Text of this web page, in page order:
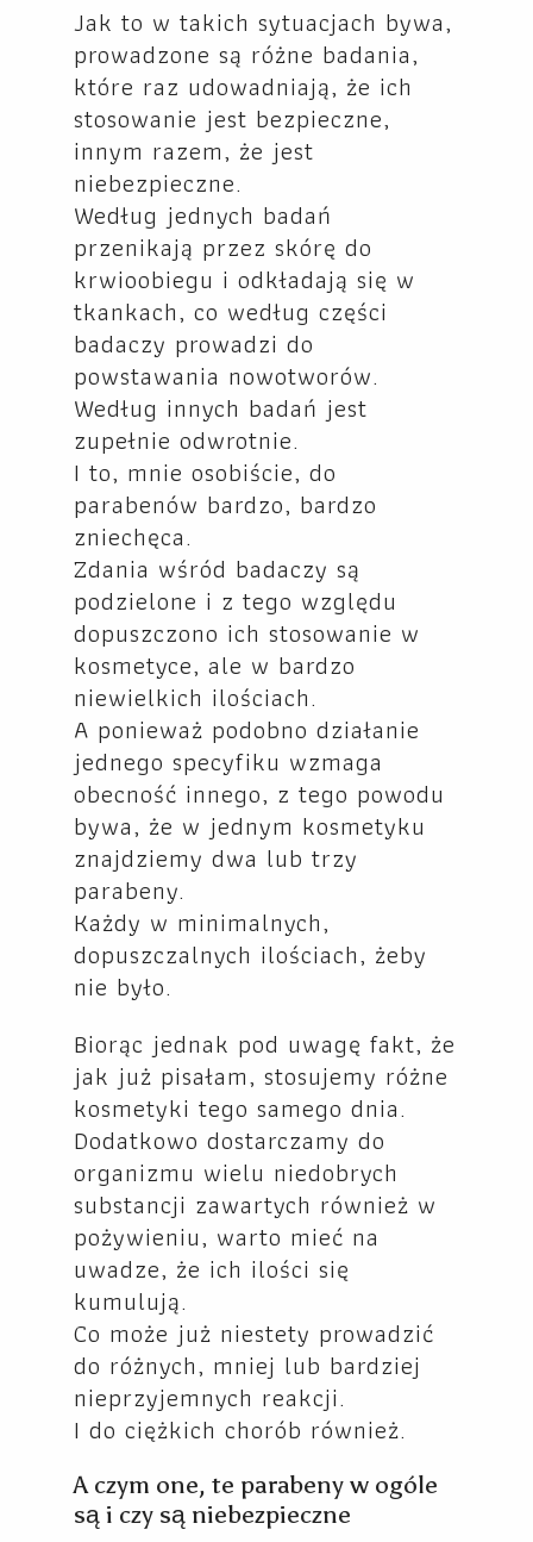
Jak to w takich sytuacjach bywa,
prowadzone są różne badania,
które raz udowadniają, że ich
stosowanie jest bezpieczne,
innym razem, że jest
niebezpieczne.
Według jednych badań
przenikają przez skórę do
krwioobiegu i odkładają się w
tkankach, co według części
badaczy prowadzi do
powstawania nowotworów.
Według innych badań jest
zupełnie odwrotnie.
I to, mnie osobiście, do
parabenów bardzo, bardzo
zniechęca.
Zdania wśród badaczy są
podzielone i z tego względu
dopuszczono ich stosowanie w
kosmetyce, ale w bardzo
niewielkich ilościach.
A ponieważ podobno działanie
jednego specyfiku wzmaga
obecność innego, z tego powodu
bywa, że w jednym kosmetyku
znajdziemy dwa lub trzy
parabeny.
Każdy w minimalnych,
dopuszczalnych ilościach, żeby
nie było.
Biorąc jednak pod uwagę fakt, że
jak już pisałam, stosujemy różne
kosmetyki tego samego dnia.
Dodatkowo dostarczamy do
organizmu wielu niedobrych
substancji zawartych również w
pożywieniu, warto mieć na
uwadze, że ich ilości się
kumulują.
Co może już niestety prowadzić
do różnych, mniej lub bardziej
nieprzyjemnych reakcji.
I do ciężkich chorób również.
A czym one, te parabeny w ogóle
są i czy są niebezpieczne